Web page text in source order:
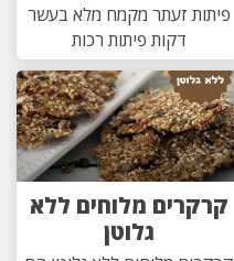
פיתות זעתר מקמח מלא בעשר
דקות פיתות רכות
קרקרים מלוחים ללא
גלוטן